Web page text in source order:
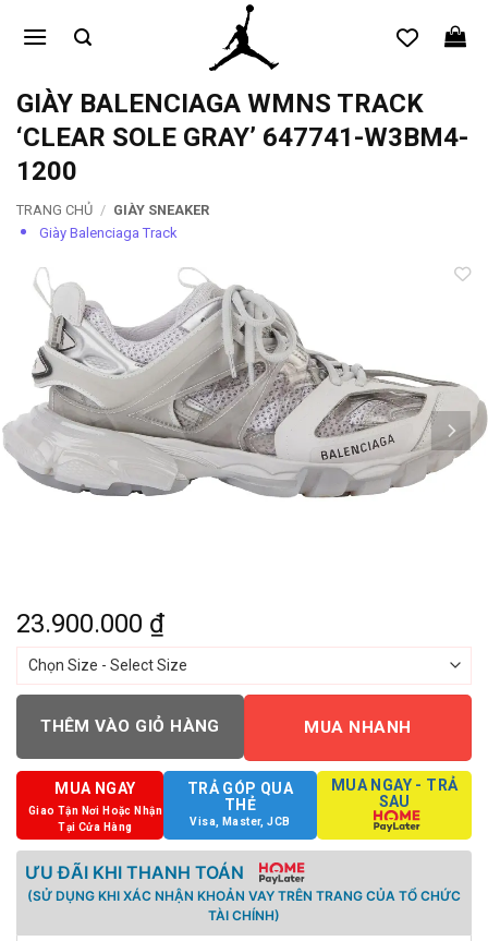
qua
dungGIÀY BALENCIAGA WMNS TRACK
‘CLEAR SOLE GRAY’ 647741-W3BM4-
1200
TRANG CHỦ / GIÀY SNEAKER
Giày Balenciaga Track
23.900.000 ₫
THÊM VÀO GIỎ HÀNG MUA NHANH
MUA NGAY
Giao Tận Nơi Hoặc Nhận
Tại Cửa Hàng
TRẢ GÓP QUA
THẺ
Visa, Master, JCB
MUA NGAY - TRẢ
SAU
ƯU ĐÃI KHI THANH TOÁN
(SỬ DỤNG KHI XÁC NHẬN KHOẢN VAY TRÊN TRANG CỦA TỔ CHỨC
TÀI CHÍNH)